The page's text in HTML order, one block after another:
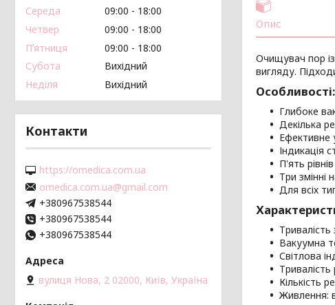
Опис
Очищувач пор
вигляду.
Особливості:
Глибоке
Декілька
Ефективне
Індикація
П'ять
Три змінні
Для всіх
Вакуумна
Світлова
Кількість
Живлення:
Середа
09:00
18:00
Четвер
09:00
18:00
Пʼятниця
09:00
18:00
Субота
Вихідний
Неділя
Вихідний
Контакти
https://omedica.com.ua
omedica.com.ua@gmail.com
+380967538544
+380967538544
+380967538544
вулиця Нова, 2 02000, Київ, Україна